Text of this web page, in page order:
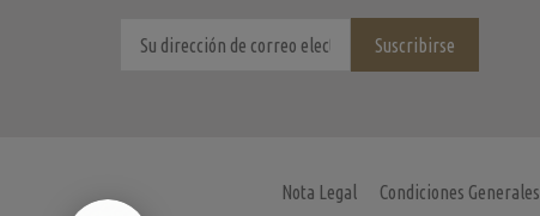
Nota Legal Condiciones Generales